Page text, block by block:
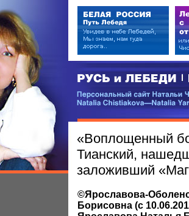
РУСЬ и ЛЕБЕДИ | RUSI —
Персональный сайт Натальи
«Воплощенный
Тианский,
заложивший
©Ярославова-
Борисовна (с